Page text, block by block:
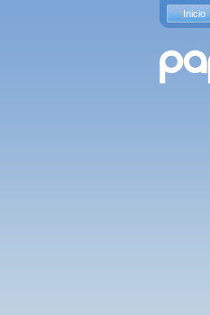
Inicio